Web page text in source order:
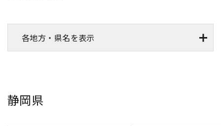
各地方・県名を表示
静岡県